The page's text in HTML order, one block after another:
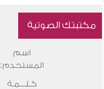
مكتبتك الصوتية
اسم
المستخدم:
كـلـــمـة